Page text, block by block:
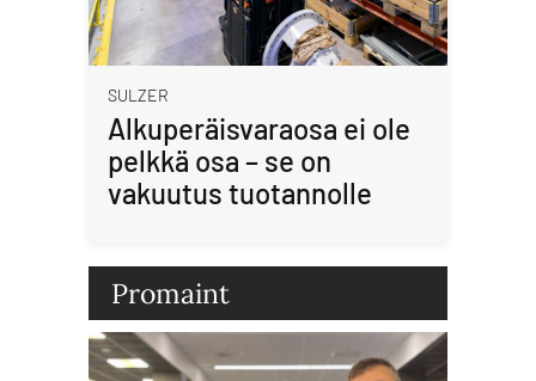
SULZER
Alkuperäisvaraosa ei ole
pelkkä osa – se on
vakuutus tuotannolle
Promaint